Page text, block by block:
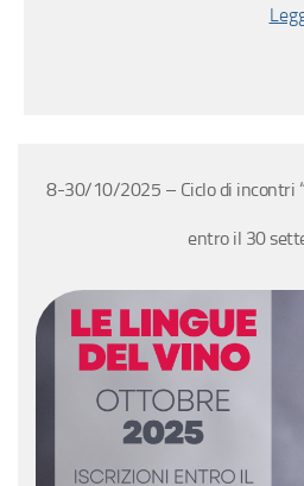
8-30/10/2025 – Ciclo di incontri
entro il 30